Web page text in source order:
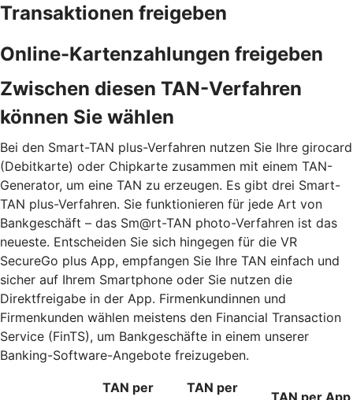
Transaktionen freigeben
Online-Kartenzahlungen freigeben
Zwischen diesen TAN-Verfahren
können Sie wählen
Bei den Smart-TAN plus-Verfahren nutzen Sie Ihre girocard
(Debitkarte) oder Chipkarte zusammen mit einem TAN-
Generator, um eine TAN zu erzeugen. Es gibt drei Smart-
TAN plus-Verfahren. Sie funktionieren für jede Art von
Bankgeschäft – das Sm@rt-TAN photo-Verfahren ist das
neueste. Entscheiden Sie sich hingegen für die VR
SecureGo plus App, empfangen Sie Ihre TAN einfach und
sicher auf Ihrem Smartphone oder Sie nutzen die
Direktfreigabe in der App. Firmenkundinnen und
Firmenkunden wählen meistens den Financial Transaction
Service (FinTS), um Bankgeschäfte in einem unserer
Banking-Software-Angebote freizugeben.
TAN per
TAN per
TAN per App